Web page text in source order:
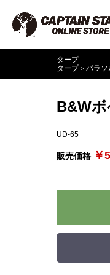
タープ
タープ＞ パラソ
B&W
UD-65
販売価格 ￥